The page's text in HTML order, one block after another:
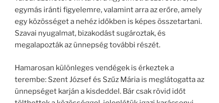
egymás iránti figyelemre, valamint arra az erőre, amely
egy közösséget a nehéz időkben is képes összetartani.
Szavai nyugalmat, bizakodást sugároztak, és
megalapozták az ünnepség további részét.
Hamarosan különleges vendégek is érkeztek a
terembe: Szent József és Szűz Mária is meglátogatta az
ünnepséget karján a kisdeddel. Bár csak rövid időt